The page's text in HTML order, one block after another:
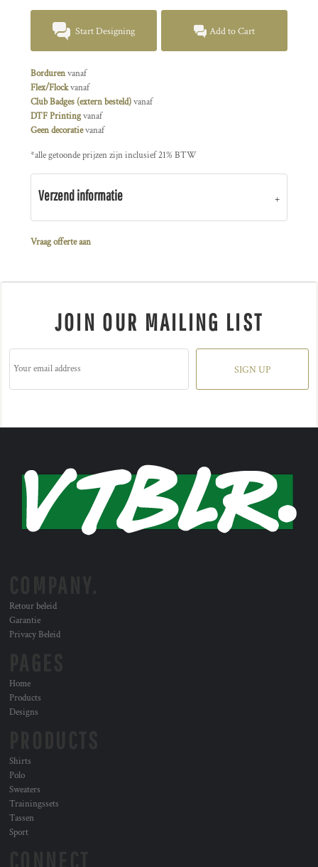
Start Designing Add to Cart
Bordurenvanaf
Flex/Flockvanaf
Club Badges (extern besteld)vanaf
DTF Printingvanaf
Geen decoratievanaf
*alle getoonde prijzen zijn inclusief 21% BTW
Verzend informatie
Vraag offerte aan
JOIN OUR MAILING LIST
SIGN UP
Retour beleid
Garantie
Privacy Beleid
Home
Products
Designs
Shirts
Polo
Sweaters
Trainingssets
Tassen
Sport